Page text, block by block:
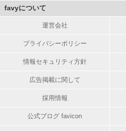
favyについて
運営会社
プライバシーポリシー
情報セキュリティ方針
広告掲載に関して
採用情報
公式ブログ favicon